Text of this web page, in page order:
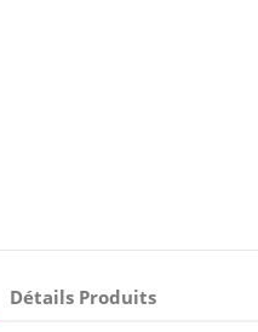
Détails Produits